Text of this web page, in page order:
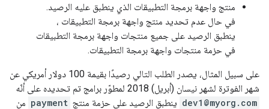
منتج واجهة برمجة التطبيقات الذي ينطبق عليه الرصيد.
في حال عدم تحديد منتج واجهة برمجة التطبيقات ،
ينطبق الرصيد على جميع منتجات واجهة برمجة التطبيقات
في حزمة منتجات واجهة برمجة التطبيقات.
على سبيل المثال، يصدر الطلب التالي رصيدًا بقيمة 100 دولار أمريكي عن
شهر الفوترة لشهر نيسان (أبريل) 2018 لمطوّر برامج تم تحديده على أنّه
dev1@myorg.com ينطبق الرصيد على حزمة منتج payment من